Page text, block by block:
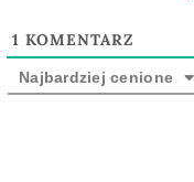
1 KOMENTARZ
Najbardziej cenione